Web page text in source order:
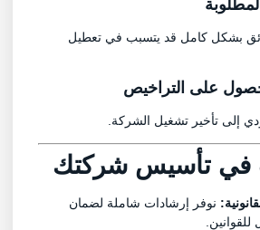
بشكل كامل قد يتسبب في تعطيل
إلى تأخير تشغيل الشركة.
تأسيس شركتك
نوفر إرشادات شاملة لضمان